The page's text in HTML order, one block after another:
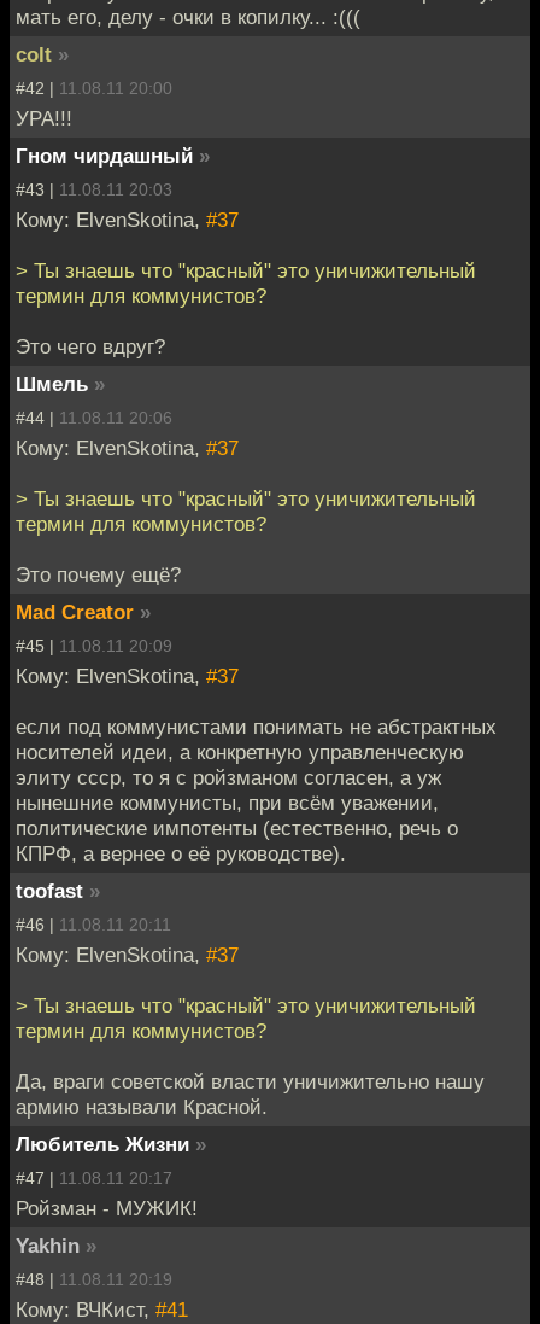
мать его, делу - очки в копилку... :(((
colt »
#42 | 11.08.11 20:00
УРА!!!
Гном чирдашный »
#43 | 11.08.11 20:03
Кому: ElvenSkotina, #37
> Ты знаешь что "красный" это уничижительный
термин для коммунистов?
Это чего вдруг?
Шмель »
#44 | 11.08.11 20:06
Кому: ElvenSkotina, #37
> Ты знаешь что "красный" это уничижительный
термин для коммунистов?
Это почему ещё?
Mad Creator »
#45 | 11.08.11 20:09
Кому: ElvenSkotina, #37
если под коммунистами понимать не абстрактных
носителей идеи, а конкретную управленческую
элиту ссср, то я с ройзманом согласен, а уж
нынешние коммунисты, при всём уважении,
политические импотенты (естественно, речь о
КПРФ, а вернее о её руководстве).
toofast »
#46 | 11.08.11 20:11
Кому: ElvenSkotina, #37
> Ты знаешь что "красный" это уничижительный
термин для коммунистов?
Да, враги советской власти уничижительно нашу
армию называли Красной.
Любитель Жизни »
#47 | 11.08.11 20:17
Ройзман - МУЖИК!
Yakhin »
#48 | 11.08.11 20:19
Кому: ВЧКист, #41